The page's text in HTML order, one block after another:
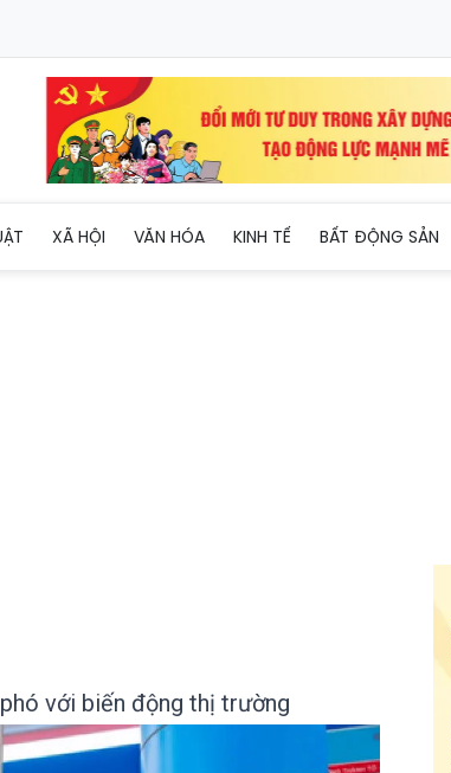
XÃ HỘI VĂN HÓA KINH TẾ BẤT ĐỘNG SẢN
với biến động thị trường